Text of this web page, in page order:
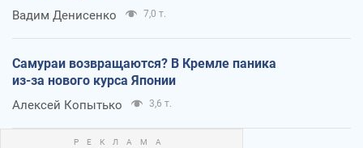
Вадим Денисенко 7,0 т.
Самураи возвращаются? В Кремле паника
из-за нового курса Японии
Алексей Копытько 3,6 т.